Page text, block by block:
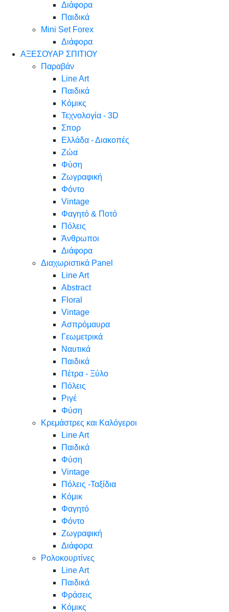
Διάφορα
Παιδικά
Mini Set Forex
Διάφορα
ΑΞΕΣΟΥΑΡ ΣΠΙΤΙΟΥ
Παραβάν
Line Art
Παιδικά
Κόμικς
Τεχνολογία - 3D
Σπορ
Ελλάδα - Διακοπές
Ζώα
Φύση
Ζωγραφική
Φόντο
Vintage
Φαγητό & Ποτό
Πόλεις
Άνθρωποι
Διάφορα
Διαχωριστικά Panel
Line Art
Abstract
Floral
Vintage
Ασπρόμαυρα
Γεωμετρικά
Ναυτικά
Παιδικά
Πέτρα - Ξύλο
Πόλεις
Ριγέ
Φύση
Κρεμάστρες και Καλόγεροι
Line Art
Παιδικά
Φύση
Vintage
Πόλεις -Ταξίδια
Κόμικ
Φαγητό
Φόντο
Ζωγραφική
Διάφορα
Ρολοκουρτίνες
Line Art
Παιδικά
Φράσεις
Κόμικς